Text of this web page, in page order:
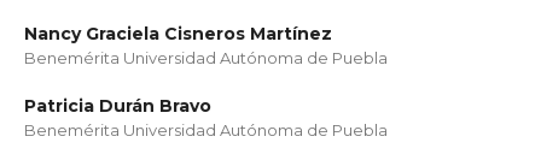
Nancy Graciela Cisneros Martínez
Benemérita Universidad Autónoma de Puebla
Patricia Durán Bravo
Benemérita Universidad Autónoma de Puebla